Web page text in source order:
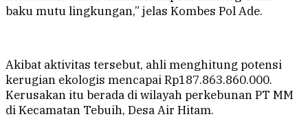
baku mutu lingkungan,” jelas Kombes Pol Ade.
Akibat aktivitas tersebut, ahli menghitung potensi
kerugian ekologis mencapai Rp187.863.860.000.
Kerusakan itu berada di wilayah perkebunan PT MM
di Kecamatan Tebuih, Desa Air Hitam.